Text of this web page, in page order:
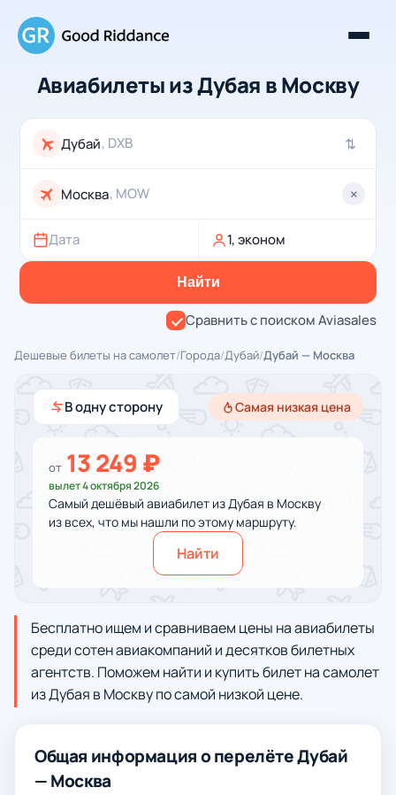
Авиабилеты из Дубая в Москву
, DXB ⇄
, MOW ×
Дата 1, эконом
Найти
Сравнить с поиском Aviasales
Дешевые билеты на самолет/Города/Дубай/Дубай — Москва
В одну сторону Самая низкая цена
от 13 249 ₽
вылет 4 октября 2026
Самый дешёвый авиабилет из Дубая в Москву
из всех, что мы нашли по этому маршруту.
Найти
Бесплатно ищем и сравниваем цены на авиабилеты
среди сотен авиакомпаний и десятков билетных
агентств. Поможем найти и купить билет на самолет
из Дубая в Москву по самой низкой цене.
Общая информация о перелёте Дубай
— Москва